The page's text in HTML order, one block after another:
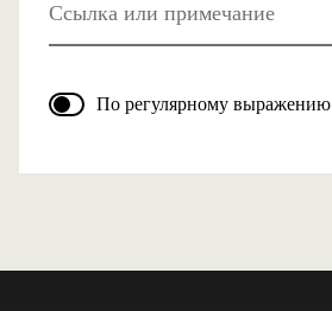
Ссылка или примечание
По регулярному выражению